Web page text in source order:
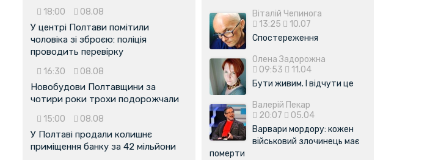
18:00 08.08
У центрі Полтави помітили
чоловіка зі зброєю: поліція
проводить перевірку
16:30 08.08
Новобудови Полтавщини за
чотири роки трохи подорожчали
15:00 08.08
У Полтаві продали колишнє
приміщення банку за 42 мільйони
Віталій Чепинога
13:25
10.07
Спостереження
Олена Задорожна
09:53
11.04
Бути живим. І відчути це
Валерій Пекар
20:07
05.04
Варвари мордору: кожен
військовий злочинець має
померти